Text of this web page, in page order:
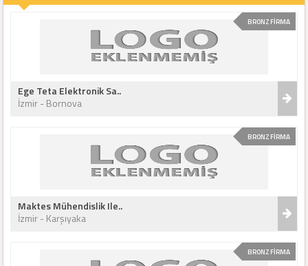
BRONZ FİRMA
Ege Teta Elektronik Sa..
İzmir - Bornova
BRONZ FİRMA
Maktes Mühendislik Ile..
İzmir - Karşıyaka
BRONZ FİRMA